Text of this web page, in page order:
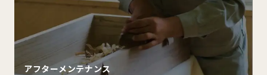
アフターメンテナンス